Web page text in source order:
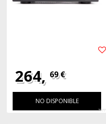
264, 69 €
NO DISPONIBLE
7977